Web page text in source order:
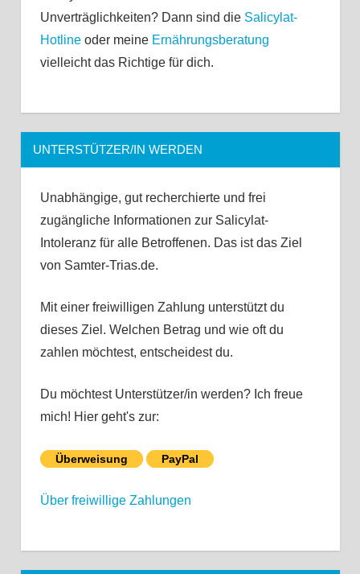
Unverträglichkeiten? Dann sind die Salicylat-
Hotlineoder meine Ernährungsberatung
vielleicht das Richtige für dich.
UNTERSTÜTZER/IN WERDEN
Unabhängige, gut recherchierte und frei
zugängliche Informationen zur Salicylat-
Intoleranz für alle Betroffenen. Das ist das Ziel
von Samter-Trias.de.
Mit einer freiwilligen Zahlung unterstützt du
dieses Ziel. Welchen Betrag und wie oft du
zahlen möchtest, entscheidest du.
Du möchtest Unterstützer/in werden? Ich freue
mich! Hier geht's zur:
Überweisung PayPal
Über freiwillige Zahlungen